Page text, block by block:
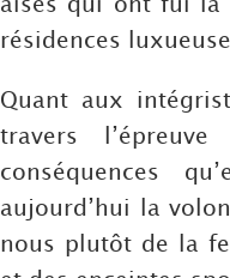
résidences
Quant aux
travers
conséquences
aujourd’hui la
nous plutôt de la